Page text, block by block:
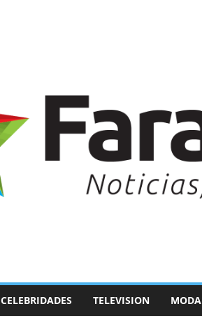
CELEBRIDADES TELEVISION MODA